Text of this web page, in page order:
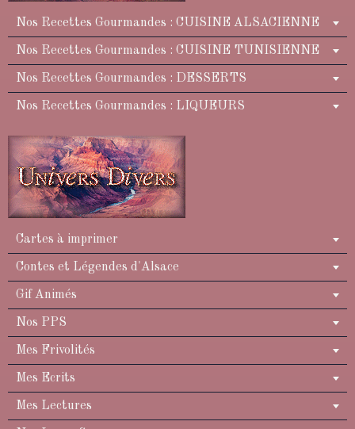
Nos Recettes Gourmandes : CUISINE ALSACIENNE
Nos Recettes Gourmandes : CUISINE TUNISIENNE
Nos Recettes Gourmandes : DESSERTS
Nos Recettes Gourmandes : LIQUEURS
Cartes à imprimer
Contes et Légendes d'Alsace
Gif Animés
Nos PPS
Mes Frivolités
Mes Ecrits
Mes Lectures